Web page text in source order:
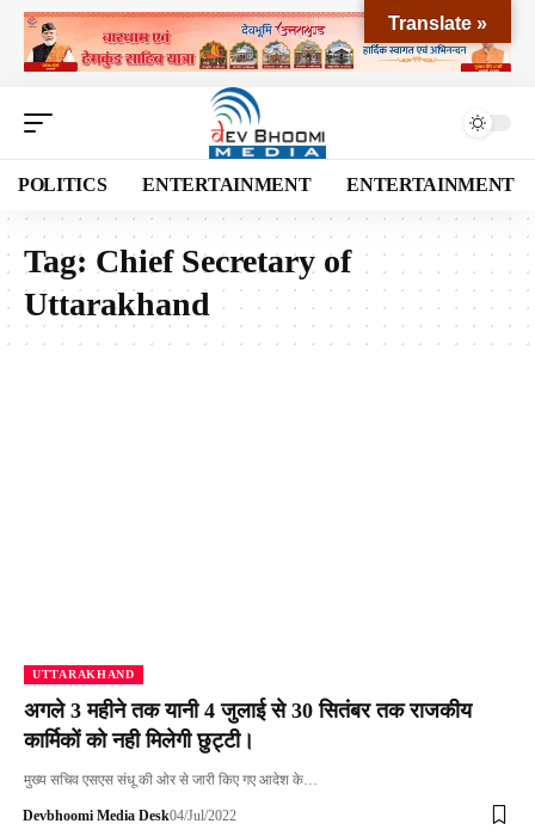
POLITICS ENTERTAINMENT ENTERTAINMENT
Tag: Chief Secretary of
Uttarakhand
UTTARAKHAND
अगले 3 महीने तक यानी 4 जुलाई से 30 सितंबर तक राजकीय
कार्मिकों को नही मिलेगी छुट्टी।
मुख्य सचिव एसएस संधू की ओर से जारी किए गए आदेश के…
Devbhoomi Media Desk04/Jul/2022
Translate »